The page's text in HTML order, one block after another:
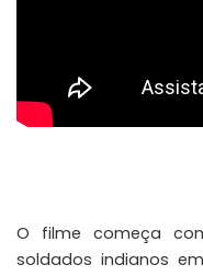
O filme começa
soldados indianos